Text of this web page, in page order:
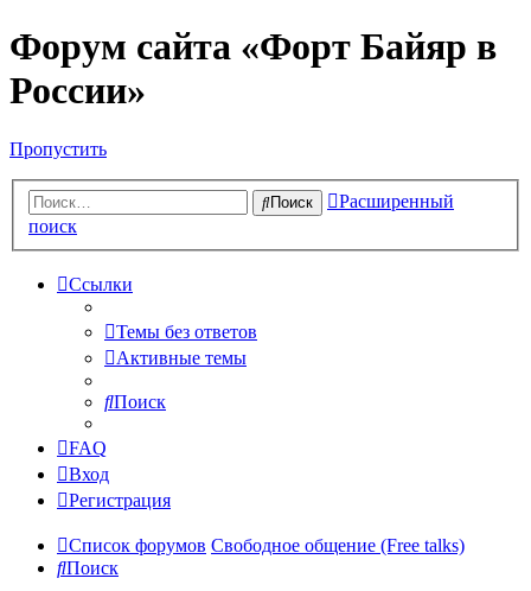
Форум сайта «Форт Байяр в
России»
Пропустить
Поиск
Расширенный
поиск
Ссылки
Темы без ответов
Активные темы
Поиск
FAQ
Вход
Регистрация
Список форумов Свободное общение (Free talks)
Поиск